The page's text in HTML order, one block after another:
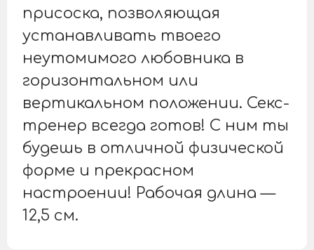
присоска, позволяющая
устанавливать твоего
неутомимого любовника в
горизонтальном или
вертикальном положении. Секс-
тренер всегда готов! С ним ты
будешь в отличной физической
форме и прекрасном
настроении! Рабочая длина —
12,5 см.